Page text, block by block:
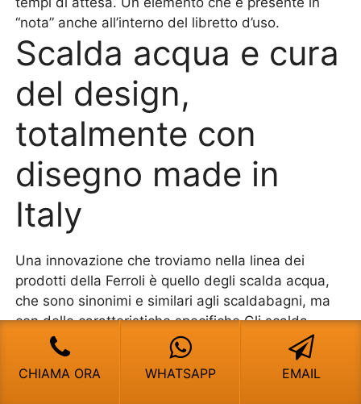
“nota” anche all’interno del libretto d’uso.
Scalda acqua e cura
del design,
totalmente con
disegno made in
Italy
Una innovazione che troviamo nella linea dei
prodotti della Ferroli è quello degli scalda acqua,
che sono sinonimi e similari agli scaldabagni, ma
con delle caratteristiche specifiche.Gli scalda
acqua sono di piccole dimensioni, possono
scaldare ad una temperatura comunque non
superiore ai 50 gradi. Le quantità dell’acqua calda
CHIAMA ORA WHATSAPP EMAIL